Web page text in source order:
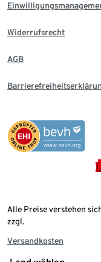
Widerrufsrecht
AGB
Alle Preise verstehen
zzgl.
Versandkosten